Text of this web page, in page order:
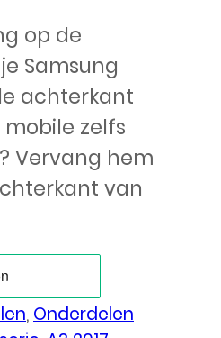
op de
Samsung
achterkant
zelfs
Vervang hem
van
, Onderdelen